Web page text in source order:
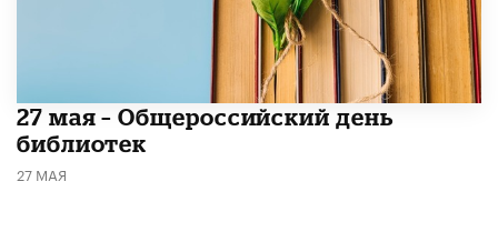
​27 мая – Общероссийский день
библиотек
27 МАЯ